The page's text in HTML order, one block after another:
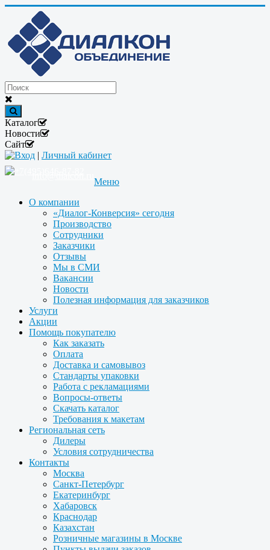
Каталог
Новости
Сайт
Вход | Личный кабинет
Меню
О компании
«Диалог-Конверсия» сегодня
Производство
Сотрудники
Заказчики
Отзывы
Мы в СМИ
Вакансии
Новости
Полезная информация для заказчиков
Услуги
Акции
Помощь покупателю
Как заказать
Оплата
Доставка и самовывоз
Стандарты упаковки
Работа с рекламациями
Вопросы-ответы
Скачать каталог
Требования к макетам
Региональная сеть
Дилеры
Условия сотрудничества
Контакты
Москва
Санкт-Петербург
Екатеринбург
Хабаровск
Краснодар
Казахстан
Розничные магазины в Москве